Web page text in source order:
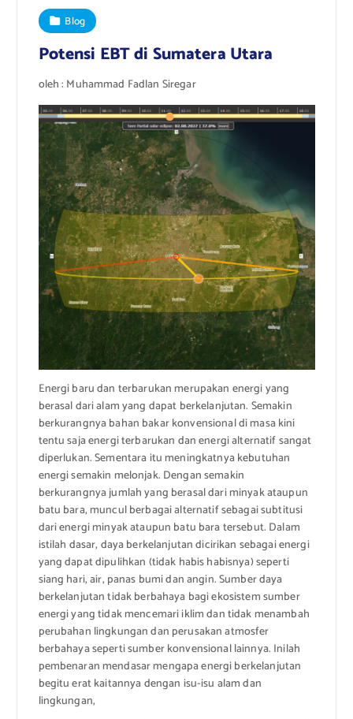
Blog
Potensi EBT di Sumatera Utara
oleh : Muhammad Fadlan Siregar
Energi baru dan terbarukan merupakan energi yang
berasal dari alam yang dapat berkelanjutan. Semakin
berkurangnya bahan bakar konvensional di masa kini
tentu saja energi terbarukan dan energi alternatif sangat
diperlukan. Sementara itu meningkatnya kebutuhan
energi semakin melonjak. Dengan semakin
berkurangnya jumlah yang berasal dari minyak ataupun
batu bara, muncul berbagai alternatif sebagai subtitusi
dari energi minyak ataupun batu bara tersebut. Dalam
istilah dasar, daya berkelanjutan dicirikan sebagai energi
yang dapat dipulihkan (tidak habis habisnya) seperti
siang hari, air, panas bumi dan angin. Sumber daya
berkelanjutan tidak berbahaya bagi ekosistem sumber
energi yang tidak mencemari iklim dan tidak menambah
perubahan lingkungan dan perusakan atmosfer
berbahaya seperti sumber konvensional lainnya. Inilah
pembenaran mendasar mengapa energi berkelanjutan
begitu erat kaitannya dengan isu-isu alam dan
lingkungan,